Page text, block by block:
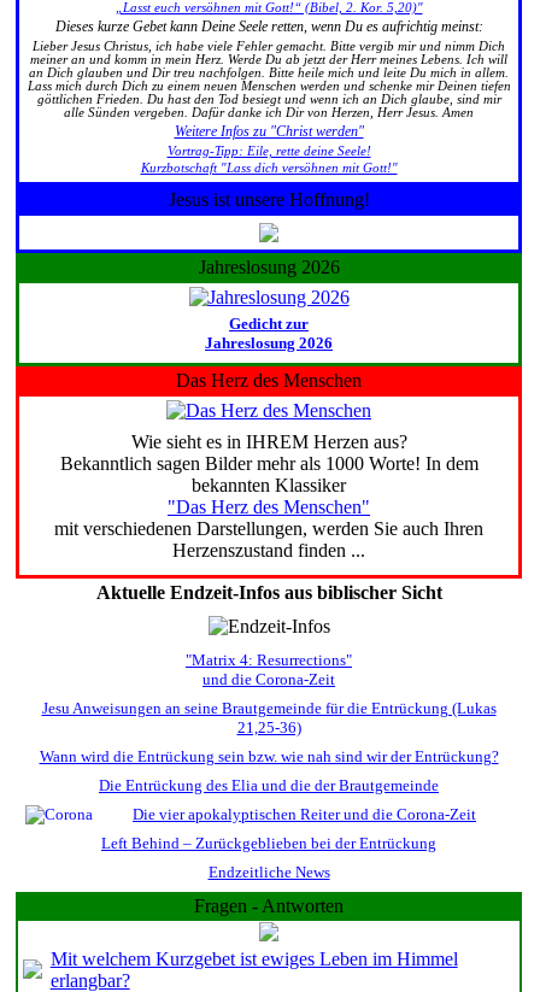
„Lasst euch versöhnen mit Gott!“ (Bibel, 2. Kor. 5,20)"
Dieses kurze Gebet kann Deine Seele retten, wenn Du es aufrichtig meinst:
Lieber Jesus Christus, ich habe viele Fehler gemacht. Bitte vergib mir und nimm Dich
meiner an und komm in mein Herz. Werde Du ab jetzt der Herr meines Lebens. Ich will
an Dich glauben und Dir treu nachfolgen. Bitte heile mich und leite Du mich in allem.
Lass mich durch Dich zu einem neuen Menschen werden und schenke mir Deinen tiefen
göttlichen Frieden. Du hast den Tod besiegt und wenn ich an Dich glaube, sind mir
alle Sünden vergeben. Dafür danke ich Dir von Herzen, Herr Jesus. Amen
Weitere Infos zu "Christ werden"
Vortrag-Tipp: Eile, rette deine Seele!
Kurzbotschaft "Lass dich versöhnen mit Gott!"
Jesus ist unsere Hoffnung!
Jahreslosung 2026
Gedicht zur
Jahreslosung 2026
Das Herz des Menschen
Wie sieht es in IHREM Herzen aus?
Bekanntlich sagen Bilder mehr als 1000 Worte! In dem
bekannten Klassiker
"Das Herz des Menschen"
mit verschiedenen Darstellungen, werden Sie auch Ihren
Herzenszustand finden ...
Aktuelle Endzeit-Infos aus biblischer Sicht
"Matrix 4: Resurrections"
und die Corona-Zeit
Jesu Anweisungen an seine Brautgemeinde für die Entrückung (Lukas
21,25-36)
Wann wird die Entrückung sein bzw. wie nah sind wir der Entrückung?
Die Entrückung des Elia und die der Brautgemeinde
Die vier apokalyptischen Reiter und die Corona-Zeit
Left Behind – Zurückgeblieben bei der Entrückung
Endzeitliche News
Fragen - Antworten
Mit welchem Kurzgebet ist ewiges Leben im Himmel
erlangbar?